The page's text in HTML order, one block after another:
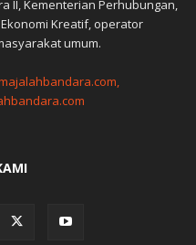
II, Kementerian Perhubungan,
Kreatif, operator
umum.